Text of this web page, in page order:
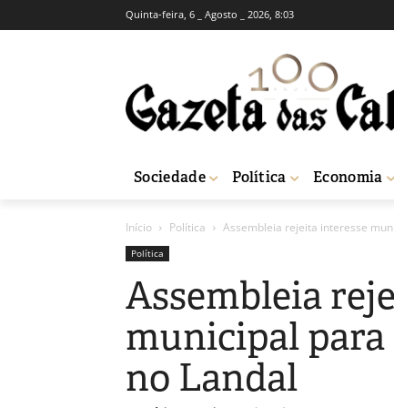
Quinta-feira, 6 _ Agosto _ 2026, 8:03
Sociedade Política Economia
Início Política Assembleia rejeita interesse
Política
Assembleia
municipal
no Landal